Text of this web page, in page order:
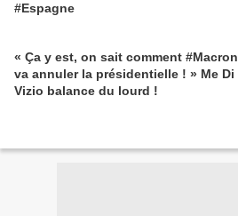
#Espagne
« Ça y est, on sait comment #Macron
va annuler la présidentielle ! » Me Di
Vizio balance du lourd !